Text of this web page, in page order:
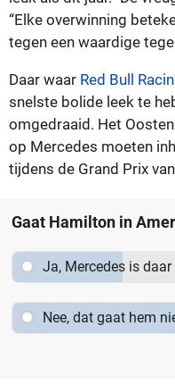
“Elke overwinning
tegen een waardige
Daar waar Red Bull
snelste bolide leek te
omgedraaid. Het
op Mercedes moeten
tijdens de Grand Prix
Gaat Hamilton in
Ja, Mercedes is
Nee, dat gaat hem